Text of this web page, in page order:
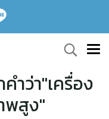
ำว่า"เครื่อง
พสูง"